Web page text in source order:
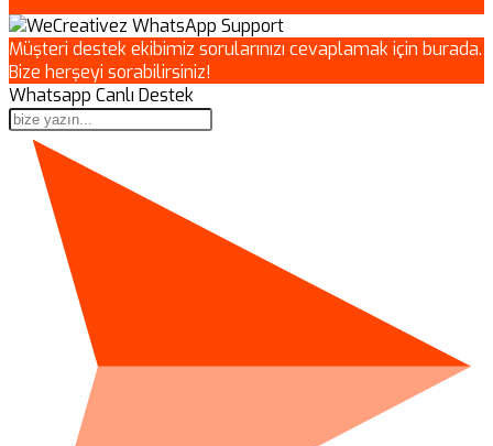
Müşteri destek ekibimiz sorularınızı cevaplamak için burada.
Bize herşeyi sorabilirsiniz!
Whatsapp Canlı Destek